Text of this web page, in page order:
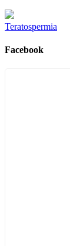
Teratospermia
Facebook